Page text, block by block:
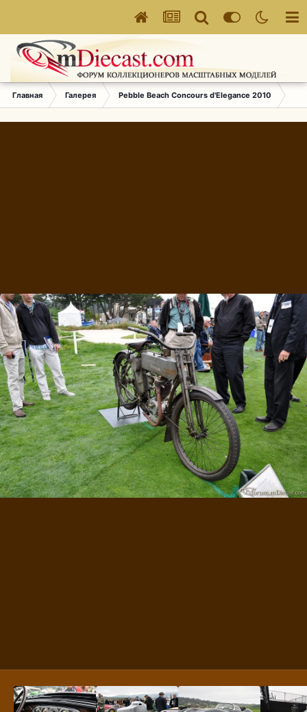
Главная Галерея Pebble Beach Concours d'Elegance 2010